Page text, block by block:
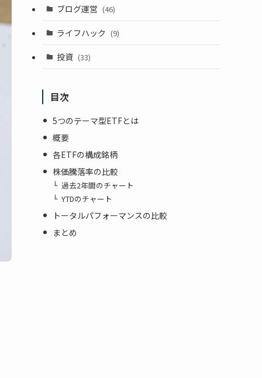
ブログ運営 (46)
ライフハック (9)
投資 (33)
目次
5つのテーマ型ETFとは
概要
各ETFの構成銘柄
株価騰落率の比較
過去2年間のチャート
YTDのチャート
トータルパフォーマンスの比較
まとめ